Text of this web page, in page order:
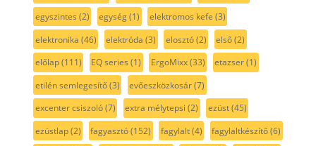
egyszintes (2) egység(1) elektromos kefe (3)
elektronika (46) elektróda (3) elosztó(2) első(2)
előlap(111) EQ series (1) ErgoMixx(33) etazser(1)
etilén semlegesítő(3) evőeszközkosár(7)
excenter csiszoló(7) extra mélytepsi (2) ezüst(45)
ezüstlap(2) fagyasztó(152) fagylalt(4) fagylaltkészítő(6)